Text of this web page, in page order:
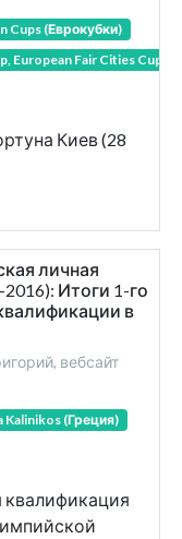
Cups (Еврокубки)
European Fair Cities Cup)
Киев (28
личная
Итоги 1-го
в
вебсайт
Kalinikos (Греция)
квалификация